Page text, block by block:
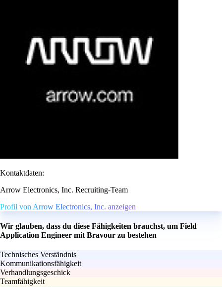
Kontaktdaten:
Arrow Electronics, Inc. Recruiting-Team
Profil von Arrow Electronics, Inc. anzeigen
Wir glauben, dass du diese Fähigkeiten brauchst, um Field
Application Engineer mit Bravour zu bestehen
Technisches Verständnis
Kommunikationsfähigkeit
Verhandlungsgeschick
Teamfähigkeit